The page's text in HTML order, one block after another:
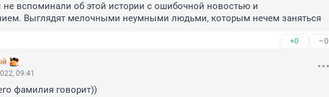
вспоминали об этой истории с ошибочной новостью и
Выглядят мелочными неумными людьми, которым нечем заняться
+0 –0
09:41
фамилия говорит))